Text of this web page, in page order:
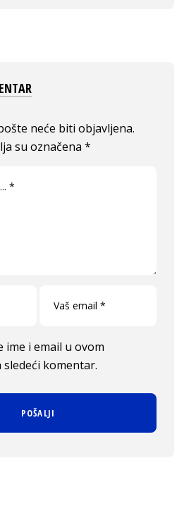
neće biti objavljena.
su označena*
ime i email u ovom
komentar.